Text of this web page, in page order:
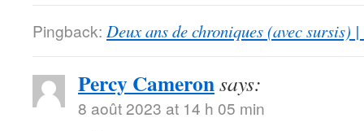
Pingback: Deux ans de chroniques (avec sursis)
Percy Cameronsays:
8 août 2023 at 14 h 05 min